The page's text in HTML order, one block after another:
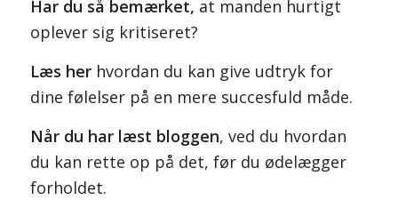
Har du så bemærket, at manden hurtigt
oplever sig kritiseret?
Læs herhvordan du kan give udtryk for
dine følelser på en mere succesfuld måde.
Når du har læst bloggen, ved du hvordan
du kan rette op på det, før du ødelægger
forholdet.